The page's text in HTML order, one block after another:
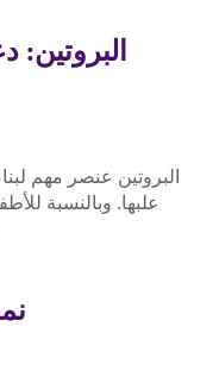
البروتين:
البروتين عنصر مهم
علبها. وبالنسبة